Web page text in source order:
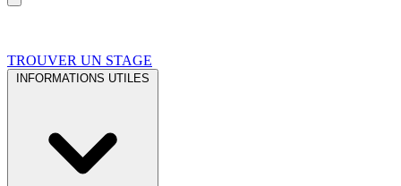
TROUVER UN STAGE
INFORMATIONS UTILES